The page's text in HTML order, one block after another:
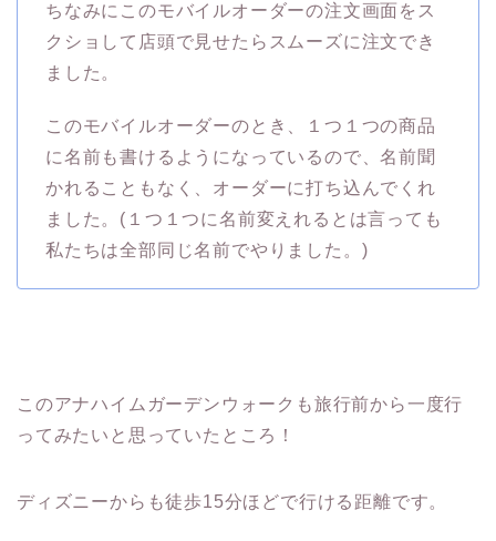
ちなみにこのモバイルオーダーの注文画面をス
クショして店頭で見せたらスムーズに注文でき
ました。
このモバイルオーダーのとき、１つ１つの商品
に名前も書けるようになっているので、名前聞
かれることもなく、オーダーに打ち込んでくれ
ました。(１つ１つに名前変えれるとは言っても
私たちは全部同じ名前でやりました。)
このアナハイムガーデンウォークも旅行前から一度行
ってみたいと思っていたところ！
ディズニーからも徒歩15分ほどで行ける距離です。